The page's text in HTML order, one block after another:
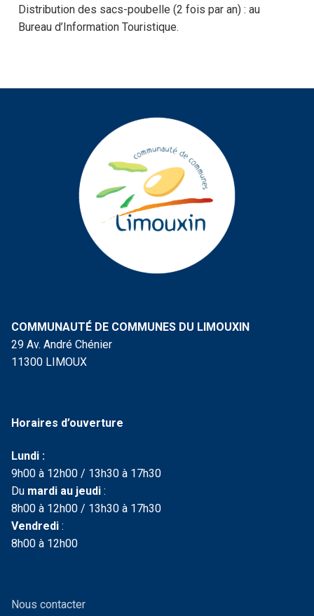
Distribution des sacs-poubelle (2 fois par an) : au
Bureau d’Information Touristique.
COMMUNAUTÉ DE COMMUNES DU LIMOUXIN
29 Av. André Chénier
11300 LIMOUX
Horaires d’ouverture
Lundi :
9h00 à 12h00 / 13h30 à 17h30
Du mardi au jeudi :
8h00 à 12h00 / 13h30 à 17h30
Vendredi :
8h00 à 12h00
Nous contacter